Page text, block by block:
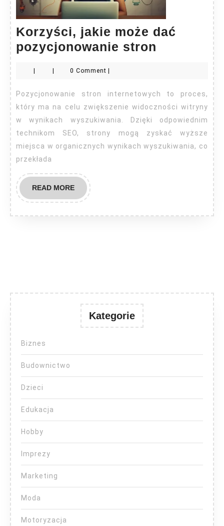
Korzyści, jakie może dać
pozycjonowanie stron Korzyści,
dać
stron
0 Comment
Pozycjonowanie stron internetowych to proces,
który ma na celu zwiększenie widoczności witryny
w wynikach wyszukiwania. Dzięki odpowiednim
technikom SEO, strony mogą zyskać wyższe
miejsca w organicznych wynikach wyszukiwania, co
przekłada
READ MOREREAD
MORE
Kategorie
Biznes
Budownictwo
Dzieci
Edukacja
Hobby
Imprezy
Marketing
Moda
Motoryzacja